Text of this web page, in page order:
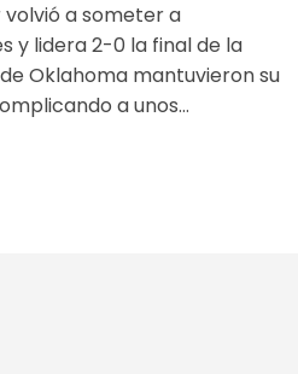
a someter a
y lidera 2-0 la final de la
Oklahoma mantuvieron su
a unos
remontar la serie tras su
El tercer partido será